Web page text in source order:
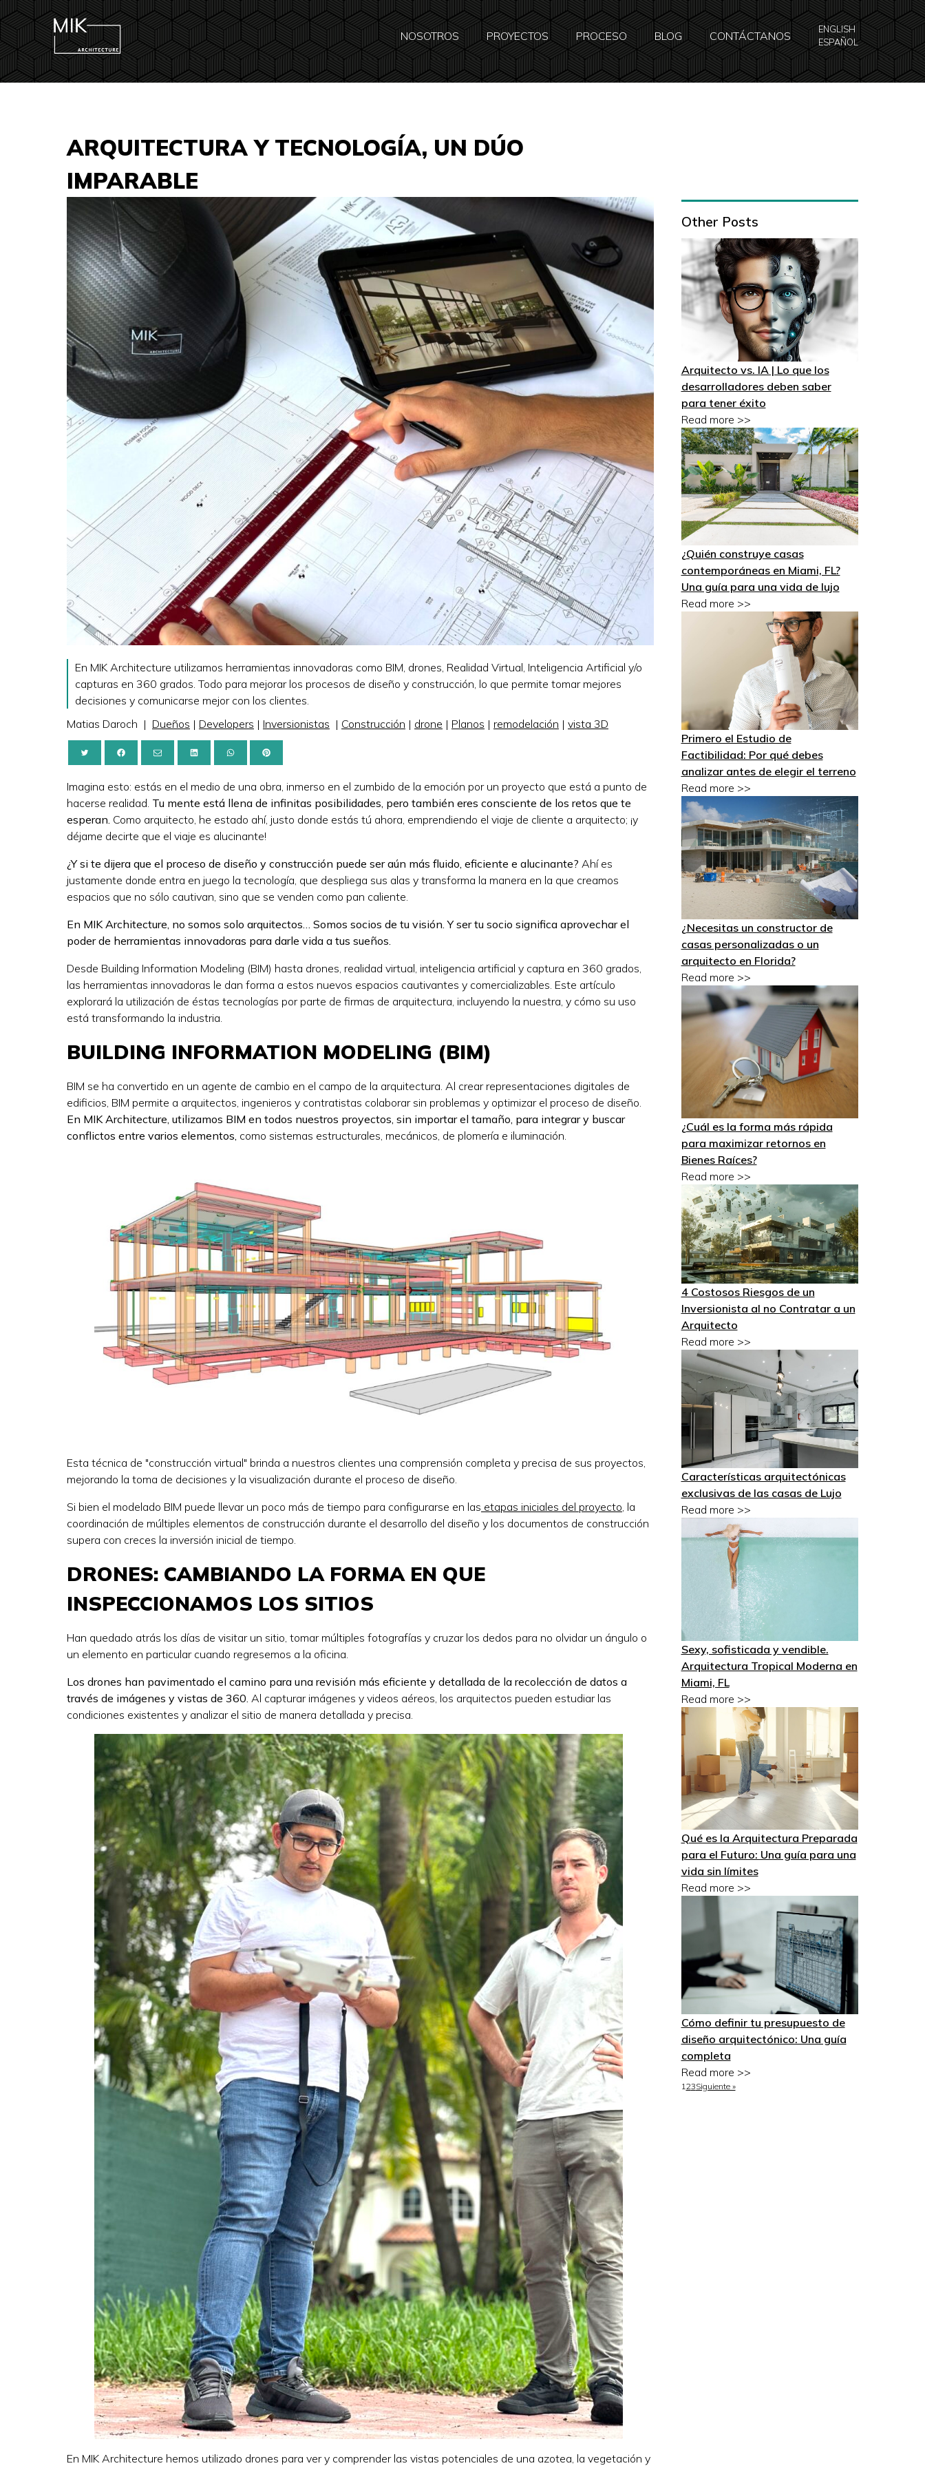
NOSOTROS PROYECTOS PROCESO BLOG CONTÁCTANOS
ENGLISH
ESPAÑOL
ARQUITECTURA Y TECNOLOGÍA, UN DÚO
IMPARABLE
En MIK Architecture utilizamos herramientas innovadoras como BIM, drones, Realidad Virtual, Inteligencia Artificial y/o
capturas en 360 grados. Todo para mejorar los procesos de diseño y construcción, lo que permite tomar mejores
decisiones y comunicarse mejor con los clientes.
Matias Daroch | Dueños | Developers | Inversionistas | Construcción | drone | Planos | remodelación | vista 3D
Imagina esto: estás en el medio de una obra, inmerso en el zumbido de la emoción por un proyecto que está a punto de
hacerse realidad. Tu mente está llena de infinitas posibilidades, pero también eres consciente de los retos que te
esperan. Como arquitecto, he estado ahí, justo donde estás tú ahora, emprendiendo el viaje de cliente a arquitecto; ¡y
déjame decirte que el viaje es alucinante!
¿Y si te dijera que el proceso de diseño y construcción puede ser aún más fluido, eficiente e alucinante? Ahí es
justamente donde entra en juego la tecnología, que despliega sus alas y transforma la manera en la que creamos
espacios que no sólo cautivan, sino que se venden como pan caliente.
En MIK Architecture, no somos solo arquitectos… Somos socios de tu visión. Y ser tu socio significa aprovechar el
poder de herramientas innovadoras para darle vida a tus sueños.
Desde Building Information Modeling (BIM) hasta drones, realidad virtual, inteligencia artificial y captura en 360 grados,
las herramientas innovadoras le dan forma a estos nuevos espacios cautivantes y comercializables. Este artículo
explorará la utilización de éstas tecnologías por parte de firmas de arquitectura, incluyendo la nuestra, y cómo su uso
está transformando la industria.
BUILDING INFORMATION MODELING (BIM)
BIM se ha convertido en un agente de cambio en el campo de la arquitectura. Al crear representaciones digitales de
edificios, BIM permite a arquitectos, ingenieros y contratistas colaborar sin problemas y optimizar el proceso de diseño.
En MIK Architecture, utilizamos BIM en todos nuestros proyectos, sin importar el tamaño, para integrar y buscar
conflictos entre varios elementos, como sistemas estructurales, mecánicos, de plomería e iluminación.
Esta técnica de "construcción virtual" brinda a nuestros clientes una comprensión completa y precisa de sus proyectos,
mejorando la toma de decisiones y la visualización durante el proceso de diseño.
Si bien el modelado BIM puede llevar un poco más de tiempo para configurarse en las etapas iniciales del proyecto, la
coordinación de múltiples elementos de construcción durante el desarrollo del diseño y los documentos de construcción
supera con creces la inversión inicial de tiempo.
DRONES: CAMBIANDO LA FORMA EN QUE
INSPECCIONAMOS LOS SITIOS
Han quedado atrás los días de visitar un sitio, tomar múltiples fotografías y cruzar los dedos para no olvidar un ángulo o
un elemento en particular cuando regresemos a la oficina.
Los drones han pavimentado el camino para una revisión más eficiente y detallada de la recolección de datos a
través de imágenes y vistas de 360. Al capturar imágenes y videos aéreos, los arquitectos pueden estudiar las
condiciones existentes y analizar el sitio de manera detallada y precisa.
En MIK Architecture hemos utilizado drones para ver y comprender las vistas potenciales de una azotea, la vegetación y
Other Posts
Arquitecto vs. IA | Lo que los
desarrolladores deben saber
para tener éxito
Read more >>
¿Quién construye casas
contemporáneas en Miami, FL?
Una guía para una vida de lujo
Read more >>
Primero el Estudio de
Factibilidad: Por qué debes
analizar antes de elegir el terreno
Read more >>
¿Necesitas un constructor de
casas personalizadas o un
arquitecto en Florida?
Read more >>
¿Cuál es la forma más rápida
para maximizar retornos en
Bienes Raíces?
Read more >>
4 Costosos Riesgos de un
Inversionista al no Contratar a un
Arquitecto
Read more >>
Características arquitectónicas
exclusivas de las casas de Lujo
Read more >>
Sexy, sofisticada y vendible.
Arquitectura Tropical Moderna en
Miami, FL
Read more >>
Qué es la Arquitectura Preparada
para el Futuro: Una guía para una
vida sin límites
Read more >>
Cómo definir tu presupuesto de
diseño arquitectónico: Una guía
completa
Read more >>
1 23Siguiente »